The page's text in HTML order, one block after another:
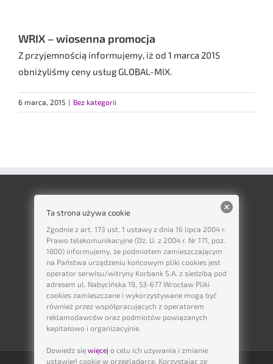
WRIX – wiosenna promocja
Z przyjemnością informujemy, iż od 1 marca 2015
obniżyliśmy ceny usług GLOBAL-MIX.
6 marca, 2015 | Bez kategorii
Ta strona używa cookie
Zgodnie z art. 173 ust. 1 ustawy z dnia 16 lipca 2004 r.
Prawo telekomunikacyjne (Dz. U. z 2004 r. Nr 171, poz.
1800) informujemy, że podmiotem zamieszczającym
na Państwa urządzeniu końcowym pliki cookies jest
operator serwisu/witryny Korbank S.A. z siedzibą pod
adresem ul. Nabycińska 19, 53-677 Wrocław Pliki
cookies zamieszczane i wykorzystywane mogą być
również przez współpracujących z operatorem
reklamodawców oraz podmiotów powiązanych
kapitałowo i organizacyjnie.
Dowiedz się więcej o celu ich używania i zmianie
ustawień cookie w przeglądarce. Korzystając ze